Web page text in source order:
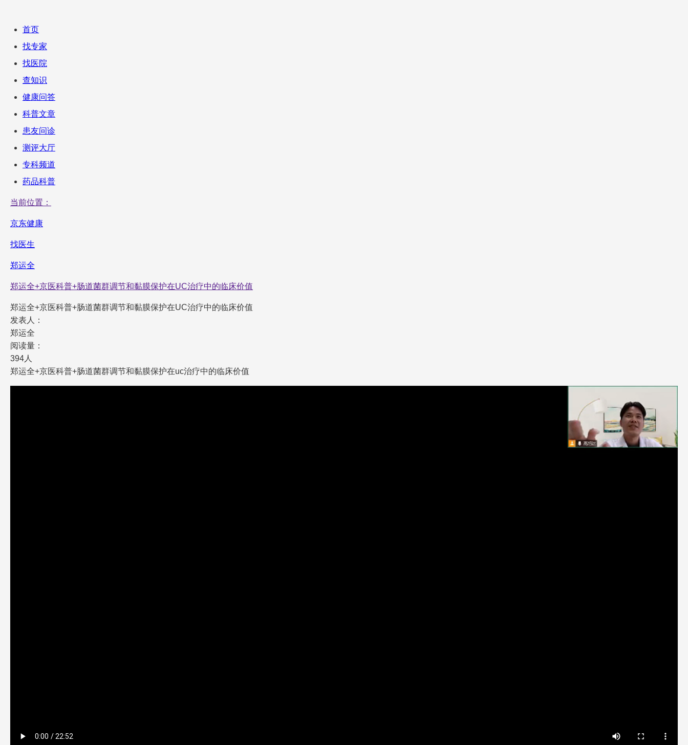
首页
找专家
找医院
查知识
健康问答
科普文章
患友问诊
测评大厅
专科频道
药品科普
当前位置：
京东健康
找医生
郑运全
郑运全+京医科普+肠道菌群调节和黏膜保护在UC治疗中的临床价值
郑运全+京医科普+肠道菌群调节和黏膜保护在UC治疗中的临床价值
发表人：
郑运全
阅读量：
394人
郑运全+京医科普+肠道菌群调节和黏膜保护在uc治疗中的临床价值